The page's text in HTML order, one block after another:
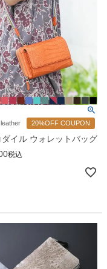
20%OFF COUPON
ダイル ウォレットバッグ
税込